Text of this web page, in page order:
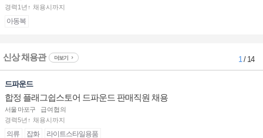
경력1년↑ 채용시까지
아동복
신상 채용관 더보기 1/ 14
드파운드
합정 플래그쉽스토어 드파운드 판매직원 채용
서울 마포구
급여협의
경력5년↑ 채용시까지
의류 잡화 라이트스타일용품